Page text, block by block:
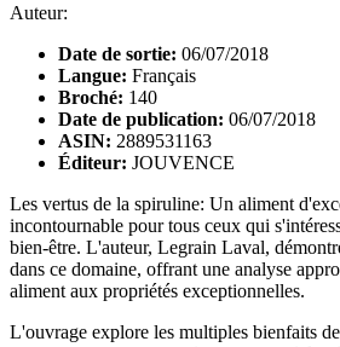
Auteur:
Date de sortie: 06/07/2018
Langue: Français
Broché: 140
Date de publication: 06/07/2018
ASIN: 2889531163
Éditeur: JOUVENCE
Les vertus de la spiruline: Un aliment
incontournable pour tous ceux qui
bien-être. L'auteur, Legrain Laval,
dans ce domaine, offrant une analyse
aliment aux propriétés exceptionnelles.
L'ouvrage explore les multiples bienfaits